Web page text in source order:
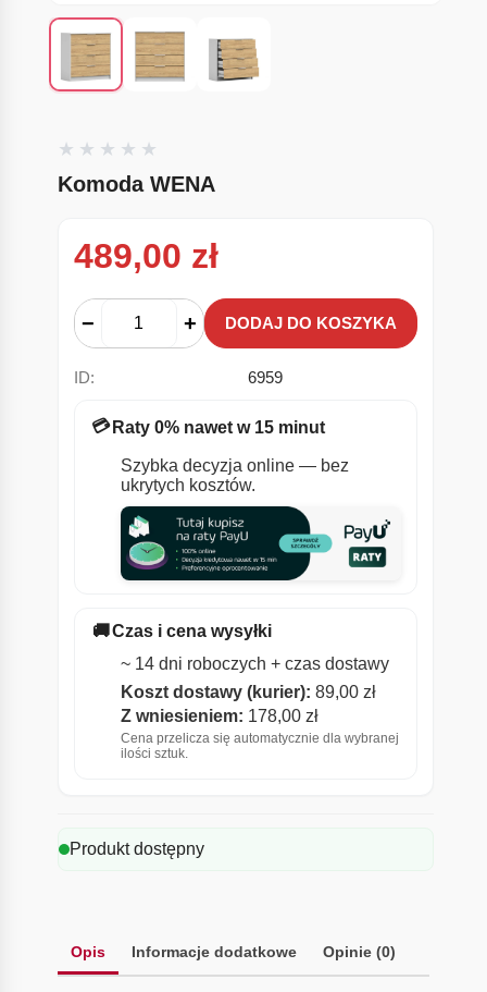
Komoda WENA
489,00 zł
− + DODAJ DO KOSZYKA
ID: 6959
💳 Raty 0% nawet w 15 minut
Szybka decyzja online — bez
ukrytych kosztów.
🚚Czas i cena wysyłki
~ 14 dni roboczych + czas dostawy
Koszt dostawy (kurier): 89,00 zł
Z wniesieniem: 178,00 zł
Cena przelicza się automatycznie dla wybranej
ilości sztuk.
Produkt dostępny
Opis Informacje dodatkowe Opinie (0)